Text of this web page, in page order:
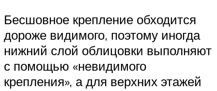
Бесшовное крепление обходится
дороже видимого, поэтому иногда
нижний слой облицовки выполняют
с помощью «невидимого
крепления», а для верхних этажей